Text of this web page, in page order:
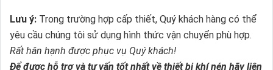
Lưu ý: Trong trường hợp cấp thiết, Quý khách hàng có thể
yêu cầu chúng tôi sử dụng hình thức vận chuyển phù hợp.
Rất hân hạnh được phục vụ Quý khách!
Để được hỗ trợ và tư vấn tốt nhất về thiết bị khí nén hãy liên